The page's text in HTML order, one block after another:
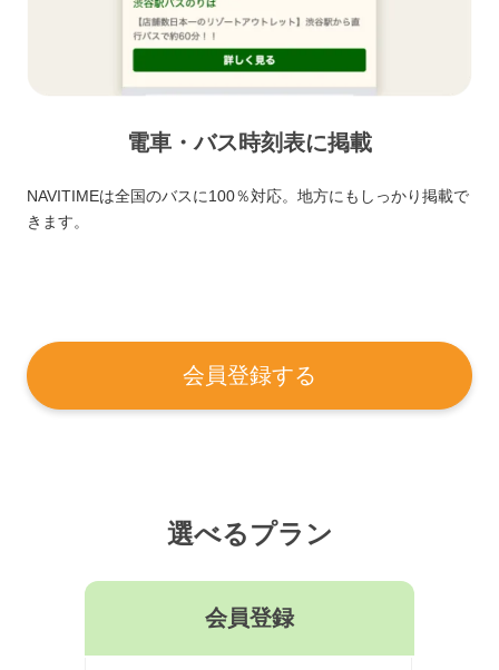
電車・バス時刻表に掲載
NAVITIMEは全国のバスに100％対応。地方にもしっかり掲載で
きます。
会員登録する
選べるプラン
会員登録